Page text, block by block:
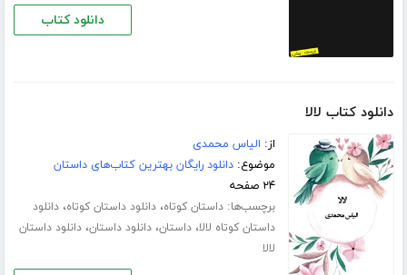
دانلود کتاب
دانلود کتاب لالا
از: الیاس محمدی
موضوع:دانلود رایگان بهترین کتاب‌های داستان
۲۴ صفحه
برچسب‌ها:داستان کوتاه،دانلود داستان کوتاه،دانلود
داستان کوتاه لالا،داستان،دانلود داستان،دانلود داستان
لالا